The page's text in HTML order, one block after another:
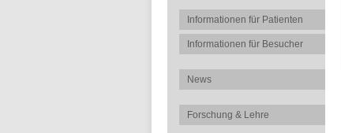
Informationen für Patienten
Informationen für Besucher
News
Forschung & Lehre